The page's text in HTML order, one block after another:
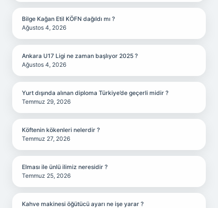
Bilge Kağan Etil KÖFN dağıldı mı ?
Ağustos 4, 2026
Ankara U17 Ligi ne zaman başlıyor 2025 ?
Ağustos 4, 2026
Yurt dışında alınan diploma Türkiye’de geçerli midir ?
Temmuz 29, 2026
Köftenin kökenleri nelerdir ?
Temmuz 27, 2026
Elması ile ünlü ilimiz neresidir ?
Temmuz 25, 2026
Kahve makinesi öğütücü ayarı ne işe yarar ?